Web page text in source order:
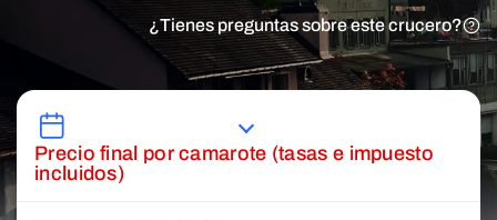
¿Tienes preguntas sobre este crucero?
Precio final por camarote (tasas e impuesto
incluidos)